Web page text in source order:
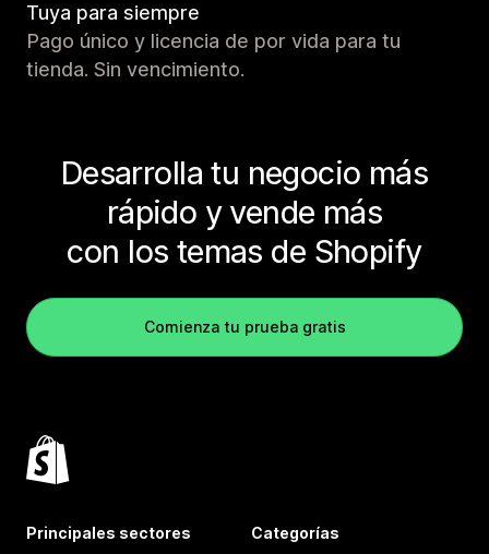
Tuya para siempre
Pago único y licencia de por vida para tu
tienda. Sin vencimiento.
Desarrolla tu negocio más
rápido y vende más
con los temas de Shopify
Comienza tu prueba gratis
Principales sectores Categorías